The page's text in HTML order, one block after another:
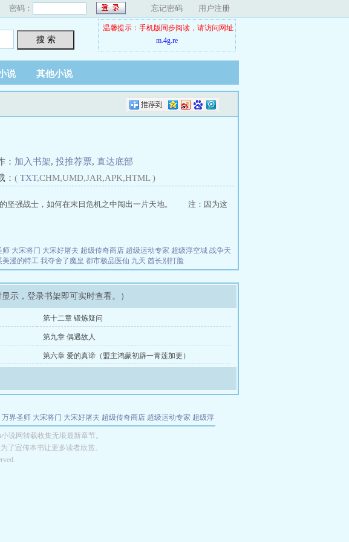
密码： 忘记密码 用户注册
搜 索
温馨提示：手机版同步阅读，请访问网址
m.4g.re
说 其他小说
加入书架, 投推荐票, 直达底部
( TXT,CHM,UMD,JAR,APK,HTML )
坚强战士，如何在末日危机之中闯出一片天地。 注：因为这
师 大宋将门 大宋好屠夫 超级传奇商店 超级运动专家 超级浮空城 战争天
美漫的特工 我夺舍了魔皇 都市极品医仙 九天 酋长别打脸
示，登录书架即可实时查看。）
第十二章 锻炼疑问
第九章 偶遇故人
第六章 爱的真谛（盟主鸿蒙初辟一青莲加更）
万界圣师 大宋将门 大宋好屠夫 超级传奇商店 超级运动专家 超级浮
王 怪物聊天群 某美漫的特工
说网转载收集无垠最新章节。
了宣传本书让更多读者欣赏。